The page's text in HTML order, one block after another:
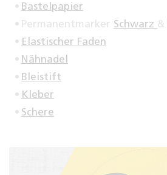
Bastelpapier
Permanentmarker Schwarz &
Elastischer Faden
Nähnadel
Bleistift
Kleber
Schere